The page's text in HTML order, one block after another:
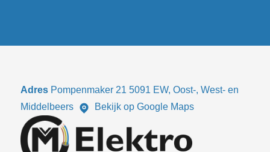
AdresPompenmaker 21 5091 EW, Oost-, West- en
Middelbeers
Bekijk op Google Maps